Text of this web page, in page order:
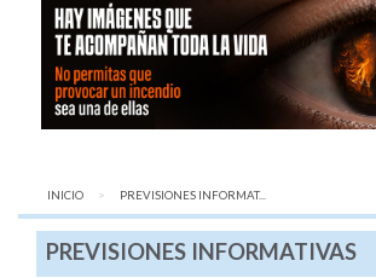
INICIO AQUÍ:
PREVISIONES INFORMAT...
PREVISIONES INFORMATIVAS